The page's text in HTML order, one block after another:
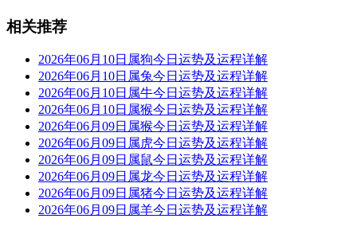
相关推荐
2026年06月10日属狗今日运势及运程详解
2026年06月10日属兔今日运势及运程详解
2026年06月10日属牛今日运势及运程详解
2026年06月10日属猴今日运势及运程详解
2026年06月09日属猴今日运势及运程详解
2026年06月09日属虎今日运势及运程详解
2026年06月09日属鼠今日运势及运程详解
2026年06月09日属龙今日运势及运程详解
2026年06月09日属猪今日运势及运程详解
2026年06月09日属羊今日运势及运程详解